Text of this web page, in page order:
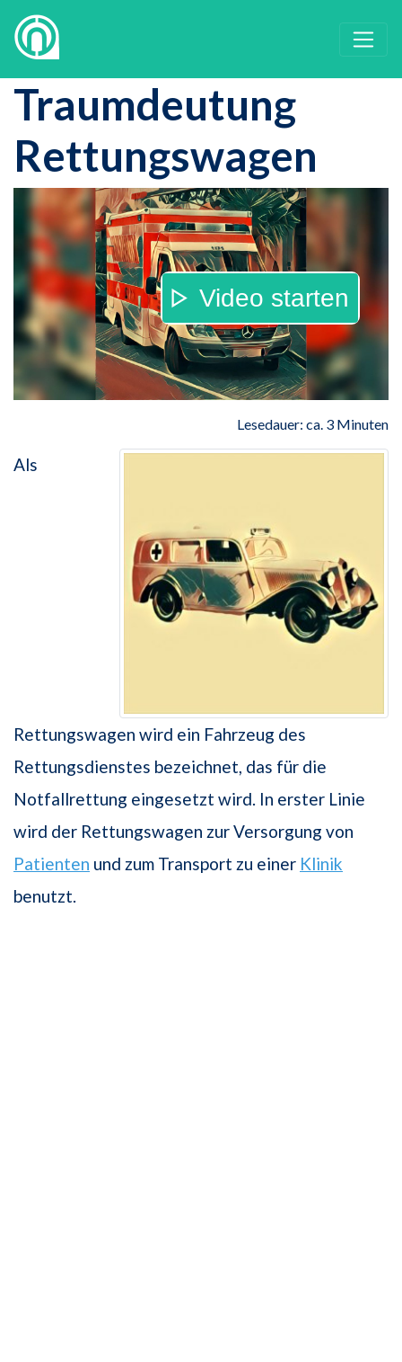
Traumdeutung
Rettungswagen
Video starten
Lesedauer: ca. 3 Minuten
Als
Rettungswagen wird ein Fahrzeug des
Rettungsdienstes bezeichnet, das für die
Notfallrettung eingesetzt wird. In erster Linie
wird der Rettungswagen zur Versorgung von
Patienten und zum Transport zu einer Klinik
benutzt.